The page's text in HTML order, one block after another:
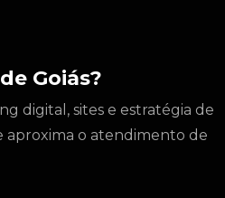
Goiás?
digital, sites e estratégia de
aproxima o atendimento de